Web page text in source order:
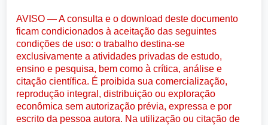
AVISO — A consulta e o download deste documento
ficam condicionados à aceitação das seguintes
condições de uso: o trabalho destina-se
exclusivamente a atividades privadas de estudo,
ensino e pesquisa, bem como à crítica, análise e
citação científica. É proibida sua comercialização,
reprodução integral, distribuição ou exploração
econômica sem autorização prévia, expressa e por
escrito da pessoa autora. Na utilização ou citação de